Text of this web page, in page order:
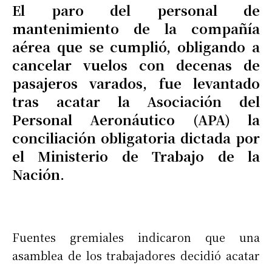
El paro del personal de
mantenimiento de la compañía
aérea que se cumplió, obligando a
cancelar vuelos con decenas de
pasajeros varados, fue levantado
tras acatar la Asociación del
Personal Aeronáutico (APA) la
conciliación obligatoria dictada por
el Ministerio de Trabajo de la
Nación.
Fuentes gremiales indicaron que una
asamblea de los trabajadores decidió acatar